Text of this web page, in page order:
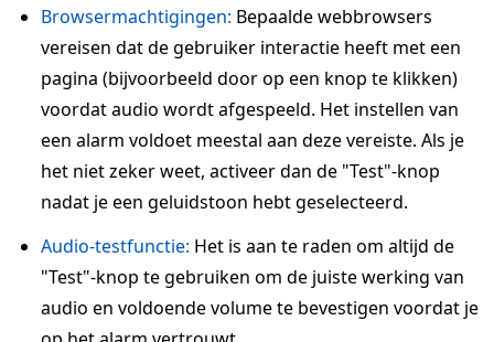
Browsermachtigingen: Bepaalde webbrowsers
vereisen dat de gebruiker interactie heeft met een
pagina (bijvoorbeeld door op een knop te klikken)
voordat audio wordt afgespeeld. Het instellen van
een alarm voldoet meestal aan deze vereiste. Als je
het niet zeker weet, activeer dan de "Test"-knop
nadat je een geluidstoon hebt geselecteerd.
Audio-testfunctie: Het is aan te raden om altijd de
"Test"-knop te gebruiken om de juiste werking van
audio en voldoende volume te bevestigen voordat je